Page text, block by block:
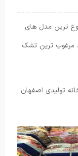
ترین مدل های
مرغوب ترین تشک
تولیدی اصفهان